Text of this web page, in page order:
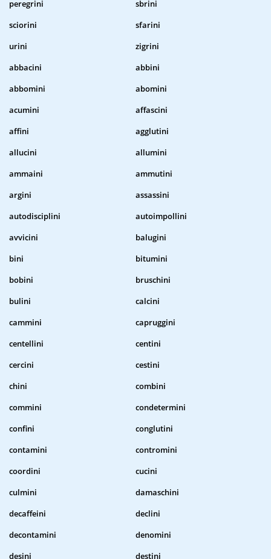
peregrini
sbrini
sciorini
sfarini
urini
zigrini
abbacini
abbini
abbomini
abomini
acumini
affascini
affini
agglutini
allucini
allumini
ammaini
ammutini
argini
assassini
autodisciplini
autoimpollini
avvicini
balugini
bini
bitumini
bobini
bruschini
bulini
calcini
cammini
capruggini
centellini
centini
cercini
cestini
chini
combini
commini
condetermini
confini
conglutini
contamini
contromini
coordini
cucini
culmini
damaschini
decaffeini
declini
decontamini
denomini
desini
destini